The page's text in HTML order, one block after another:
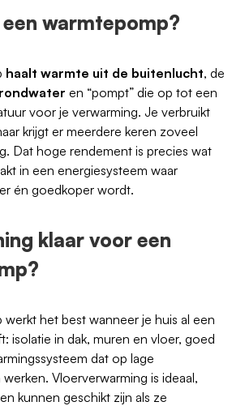
warmtepomp?
haalt warmte uit de buitenlucht, de
en “pompt” die op tot een
voor je verwarming. Je verbruikt
krijgt er meerdere keren zoveel
Dat hoge rendement is precies wat
in een energiesysteem waar
én goedkoper wordt.
klaar voor een
het best wanneer je huis al een
isolatie in dak, muren en vloer, goed
dat op lage
Vloerverwarming is ideaal,
kunnen geschikt zijn als ze